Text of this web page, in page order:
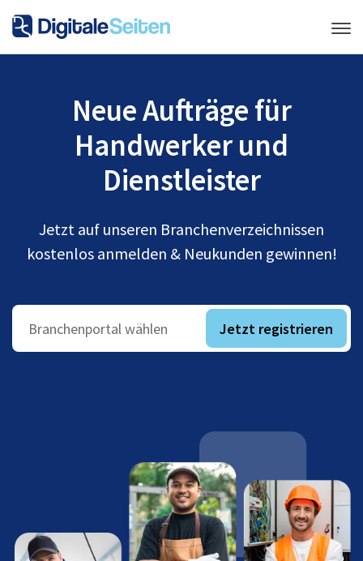
Neue Aufträge für
Handwerker und
Dienstleister
Jetzt auf unseren Branchenverzeichnissen
kostenlos anmelden & Neukunden gewinnen!
Branchenportal wählen Jetzt registrieren